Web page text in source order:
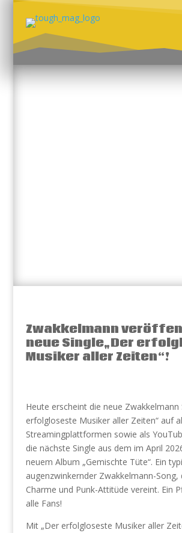
Zwakkelmann
neue Single„Der
Musiker aller Zeiten“!
Heute erscheint die neue Zwakkelmann
erfolgloseste Musiker aller Zeiten“ auf
Streamingplattformen sowie als
die nächste Single aus dem im April
neuem Album „Gemischte Tüte“. Ein
augenzwinkernder Zwakkelmann-Song,
Charme und Punk-Attitüde vereint. Ein
alle Fans!
Mit „Der erfolgloseste Musiker aller